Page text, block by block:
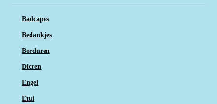
Badcapes
Bedankjes
Borduren
Dieren
Engel
Etui